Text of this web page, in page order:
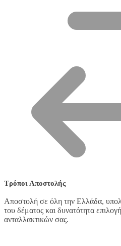
Τρόποι Αποστολής
Αποστολή σε όλη την Ελλάδα,
του δέματος και δυνατότητα
ανταλλακτικών σας.